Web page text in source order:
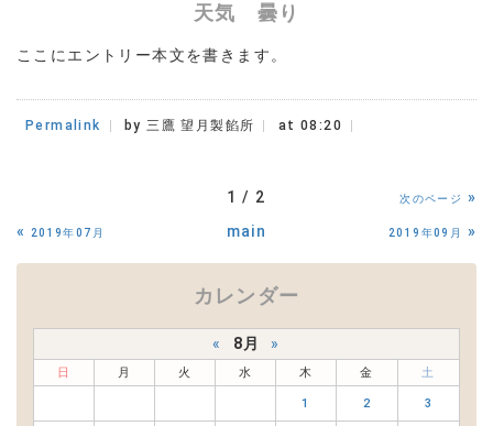
天気 曇り
ここにエントリー本文を書きます。
Permalink by 三鷹 望月製餡所 at 08:20
1 / 2 次のページ
»
«
2019年07月 main 2019年09月 »
カレンダー
« 8月 »
日 月 火 水 木 金 土
1 2 3